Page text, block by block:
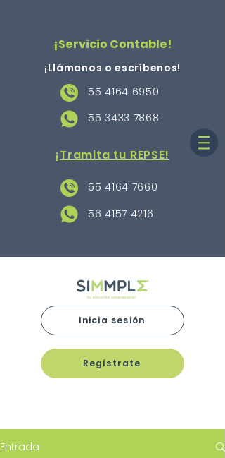
¡Servicio Contable!
¡Llámanos o escríbenos!
55 4164 6950
55 3433 7868
¡Tramita tu REPSE!
55 4164 7660
56 4157 4216
Inicia sesión
Regístrate
Entrada